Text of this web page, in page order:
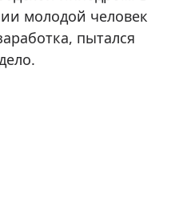
молодой человек
пытался